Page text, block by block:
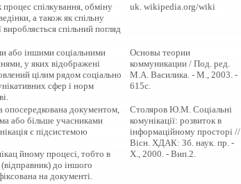
процес спілкування, обміну
а також як спільну
виробляється спільний погляд
uk. wikipedia.org/wiki
або іншими соціальними
у яких відображені
цілим рядом соціально
сфер і норм
Основы теории
коммуникации / Под. ред.
М.А. Василика. - М., 2003. -
615с.
опосередкована документом,
або більше учасниками
є підсистемою
йному процесі, тобто в
(відправник) до іншого
на документі.
Столяров Ю.М. Соціальні
комунікації: розвиток в
інформаційному просторі //
Вісн. ХДАК: Зб. наук. пр. -
Х., 2000. - Вип.2.